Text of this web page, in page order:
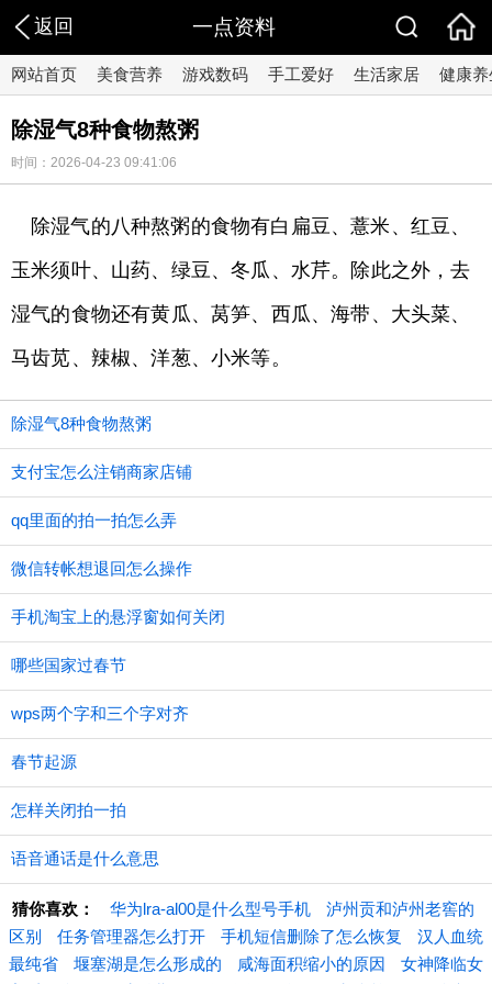
返回 一点资料
网站首页 美食营养 游戏数码 手工爱好 生活家居 健康养
除湿气8种食物熬粥
时间：2026-04-23 09:41:06
除湿气的八种熬粥的食物有白扁豆、薏米、红豆、
玉米须叶、山药、绿豆、冬瓜、水芹。除此之外，去
湿气的食物还有黄瓜、莴笋、西瓜、海带、大头菜、
马齿苋、辣椒、洋葱、小米等。
除湿气8种食物熬粥
支付宝怎么注销商家店铺
qq里面的拍一拍怎么弄
微信转帐想退回怎么操作
手机淘宝上的悬浮窗如何关闭
哪些国家过春节
wps两个字和三个字对齐
春节起源
怎样关闭拍一拍
语音通话是什么意思
猜你喜欢： 华为lra-al00是什么型号手机
泸州贡和泸州老窖的
区别
任务管理器怎么打开 手机短信删除了怎么恢复
汉人血统
最纯省
堰塞湖是怎么形成的 咸海面积缩小的原因
女神降临女